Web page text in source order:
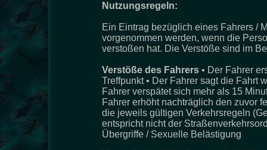
Nutzungsregeln:
Ein Eintrag bezüglich eines Fahrers /
vorgenommen werden, wenn die
verstoßen hat. Die Verstöße sind im
Verstöße des Fahrers • Der Fahrer
Treffpunkt • Der Fahrer sagt die Fahrt
Fahrer verspätet sich mehr als 15
Fahrer erhöht nachträglich den zuvor
die jeweils gültigen Verkehrsregeln
entspricht nicht der
Übergriffe / Sexuelle Belästigung